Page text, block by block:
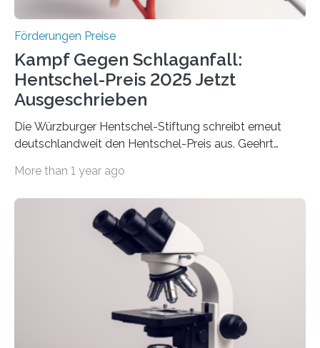
Förderungen Preise
Kampf Gegen Schlaganfall:
Hentschel-Preis 2025 Jetzt
Ausgeschrieben
Die Würzburger Hentschel-Stiftung schreibt erneut
deutschlandweit den Hentschel-Preis aus. Geehrt
hochrangige wissenschaftliche Publikation zum Thema
Schlaganfall“ mit Sitz in Würzburg fördert die
Schlaganfallforschung, um die Behandlung der
Betroffenen zu verbessern. Dazu schreibt sie auch in
diesem Jahr wieder deutschlandweit den Hentschel-
Preis aus. Er richtet sich gezielt an jüngere
Forscherinnen und Forscher unter 40 Jahren. Geehrt
werden soll eine herausragende Doktorarbeit oder eine
hochrangige wissenschaftliche Publikation zum Thema
More than 1 year ago